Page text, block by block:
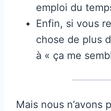
emploi du
Enfin, si vous
chose de plus
à « ça me
Mais nous n’avons